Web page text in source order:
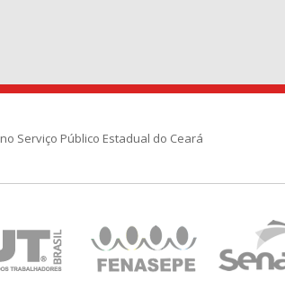
Serviço Público Estadual do Ceará